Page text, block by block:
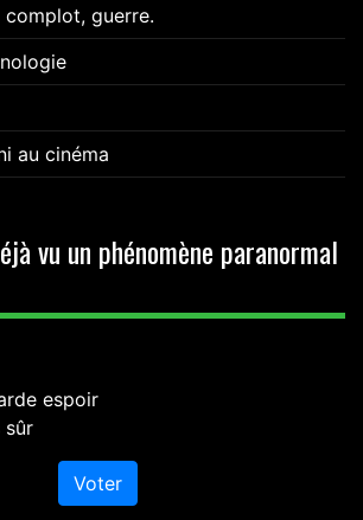
complot, guerre.
au cinéma
vu un phénomène paranormal
espoir
sûr
Voter